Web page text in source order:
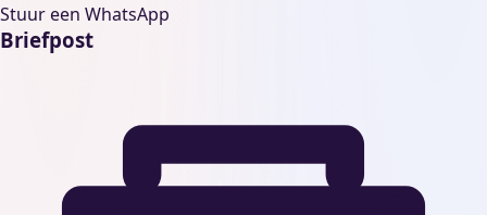
Stuur een WhatsApp
Briefpost